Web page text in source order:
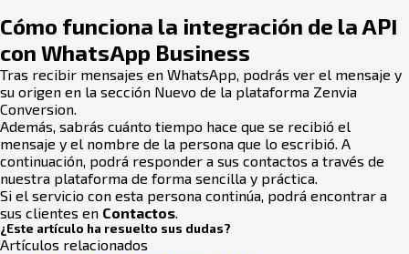
Cómo funciona la integración de la API
con WhatsApp Business
Tras recibir mensajes en WhatsApp, podrás ver el mensaje y
su origen en la sección Nuevo de la plataforma Zenvia
Conversion.
Además, sabrás cuánto tiempo hace que se recibió el
mensaje y el nombre de la persona que lo escribió. A
continuación, podrá responder a sus contactos a través de
nuestra plataforma de forma sencilla y práctica.
Si el servicio con esta persona continúa, podrá encontrar a
sus clientes en Contactos.
¿Este artículo ha resuelto sus dudas?
Artículos relacionados